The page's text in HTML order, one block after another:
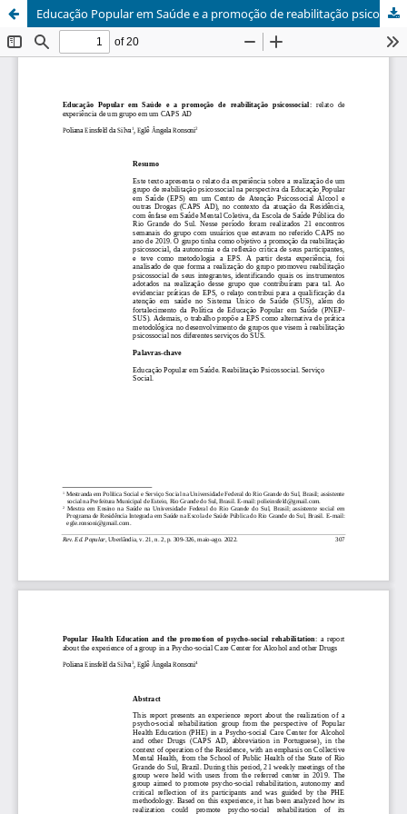
Educação Popular em Saúde e a promoção de reabilitação psicossocial